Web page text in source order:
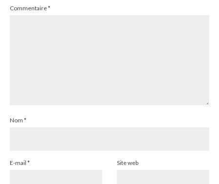
Commentaire*
Nom *
E-mail * Site web